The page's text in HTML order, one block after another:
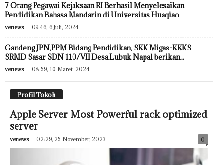
7 Orang Pegawai Kejaksaan RI Berhasil Menyelesaikan
Pendidikan Bahasa Mandarin di Universitas Huaqiao
venews - 09:46, 6 Juli, 2024
Gandeng JPN,PPM Bidang Pendidikan, SKK Migas-KKKS
SRMD Sasar SDN 110/VII Desa Lubuk Napal berikan...
venews - 08:59, 10 Maret, 2024
Profil Tokoh
Apple Server Most Powerful rack optimized
server
venews - 02:29, 25 November, 2023 0